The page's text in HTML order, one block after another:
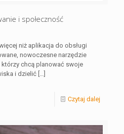
i społeczność
niż aplikacja do obsługi
nowoczesne narzędzie
chcą planować swoje
i dzielić
Czytaj dalej